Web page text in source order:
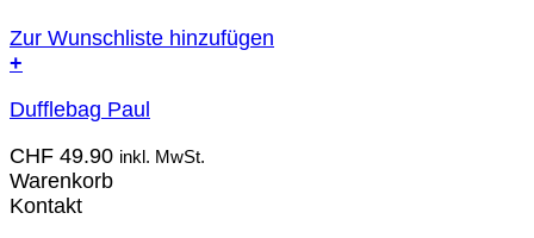
Zur Wunschliste hinzufügen
+
Dufflebag Paul
CHF 49.90 inkl. MwSt.
Warenkorb
Kontakt